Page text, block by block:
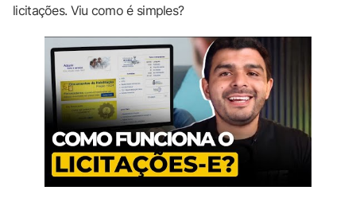
licitações. Viu como é simples?